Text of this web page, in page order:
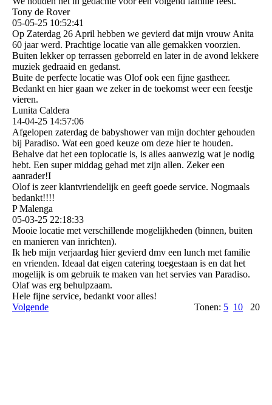
Tony de Rover
05-05-25 10:52:41
Op Zaterdag 26 April hebben we gevierd dat mijn vrouw Anita
60 jaar werd. Prachtige locatie van alle gemakken voorzien.
Buiten lekker op terrassen geborreld en later in de avond lekkere
muziek gedraaid en gedanst.
Buite de perfecte locatie was Olof ook een fijne gastheer.
Bedankt en hier gaan we zeker in de toekomst weer een feestje
vieren.
Lunita Caldera
14-04-25 14:57:06
Afgelopen zaterdag de babyshower van mijn dochter gehouden
bij Paradiso. Wat een goed keuze om deze hier te houden.
Behalve dat het een toplocatie is, is alles aanwezig wat je nodig
hebt. Een super middag gehad met zijn allen. Zeker een
aanrader!I
Olof is zeer klantvriendelijk en geeft goede service. Nogmaals
bedankt!!!!
P Malenga
05-03-25 22:18:33
Mooie locatie met verschillende mogelijkheden (binnen, buiten
en manieren van inrichten).
Ik heb mijn verjaardag hier gevierd dmv een lunch met familie
en vrienden. Ideaal dat eigen catering toegestaan is en dat het
mogelijk is om gebruik te maken van het servies van Paradiso.
Olaf was erg behulpzaam.
Hele fijne service, bedankt voor alles!
Volgende
Tonen: 5 10 20